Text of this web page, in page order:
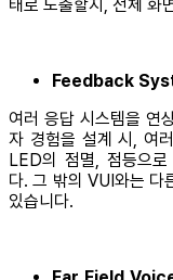
태로 노출할지, 전체 화
Feedback
여러 응답 시스템을 연
자 경험을 설계 시, 여
LED의 점멸, 점등으
다. 그 밖의 VUI와는 다
있습니다.